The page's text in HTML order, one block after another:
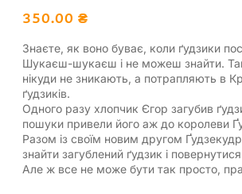
350.00 ₴
Знаєте, як воно буває, коли ґудзики
Шукаєш-шукаєш і не можеш знайти.
нікуди не зникають, а потрапляють в
ґудзиків.
Одного разу хлопчик Єгор загубив
пошуки привели його аж до королеви
Разом із своїм новим другом
знайти загублений ґудзик і
Але ж все не може бути так просто,